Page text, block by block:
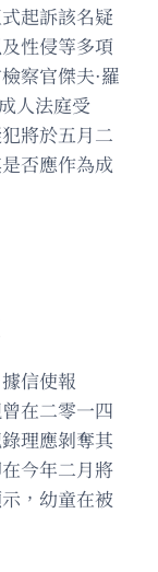
起訴該名疑
性侵等多項
察官傑夫·羅
人法庭受
將於五月二
否應作為成
信使報
在二零一四
理應剝奪其
今年二月將
，幼童在被